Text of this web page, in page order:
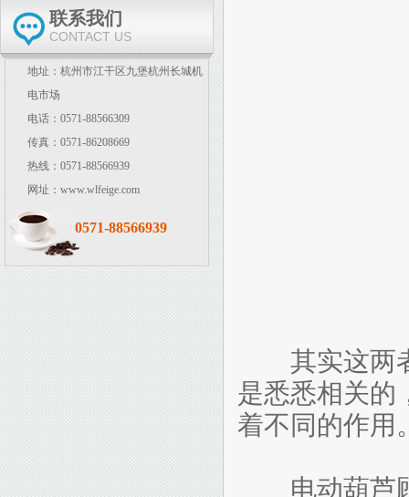
联系我们
CONTACT US
地址：杭州市江干区九堡杭州长城机
电市场
电话：0571-88566309
传真：0571-86208669
热线：0571-88566939
网址：www.wlfeige.com
0571-88566939
其实这两者
是悉悉相关的
着不同的作用
电动葫芦